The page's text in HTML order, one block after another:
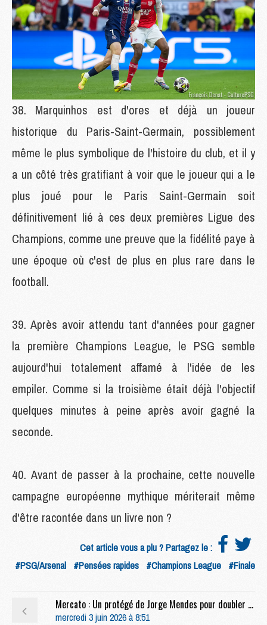
Marquinhos est d'ores et déjà un joueur
historique du Paris-Saint-Germain, possiblement
même le plus symbolique de l'histoire du club, et il y
a un côté très gratifiant à voir que le joueur qui a le
plus joué pour le Paris Saint-Germain soit
définitivement lié à ces deux premières Ligue des
Champions, comme une preuve que la fidélité paye à
une époque où c'est de plus en plus rare dans le
football.
Après avoir attendu tant d'années pour gagner
la première Champions League, le PSG semble
aujourd'hui totalement affamé à l'idée de les
empiler. Comme si la troisième était déjà l'objectif
quelques minutes à peine après avoir gagné la
seconde.
Avant de passer à la prochaine, cette nouvelle
campagne européenne mythique mériterait même
d'être racontée dans un livre non ?
Cet article vous a plu ? Partagez le :
#PSG/Arsenal #Pensées rapides #Champions League #Finale
Mercato : Un protégé de Jorge Mendes pour doubler Nuno Mendes au PSG ?
mercredi 3 juin 2026 à 8:51